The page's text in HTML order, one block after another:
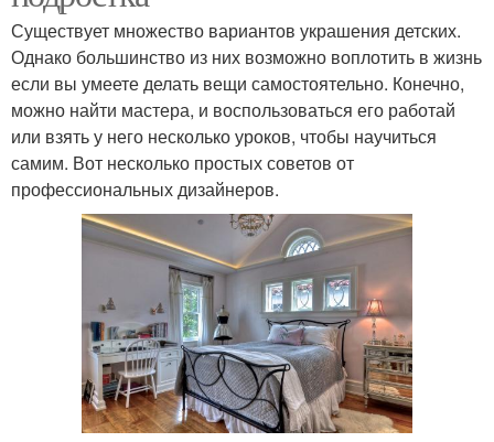
Существует множество вариантов украшения детских.
Однако большинство из них возможно воплотить в жизнь
если вы умеете делать вещи самостоятельно. Конечно,
можно найти мастера, и воспользоваться его работай
или взять у него несколько уроков, чтобы научиться
самим. Вот несколько простых советов от
профессиональных дизайнеров.